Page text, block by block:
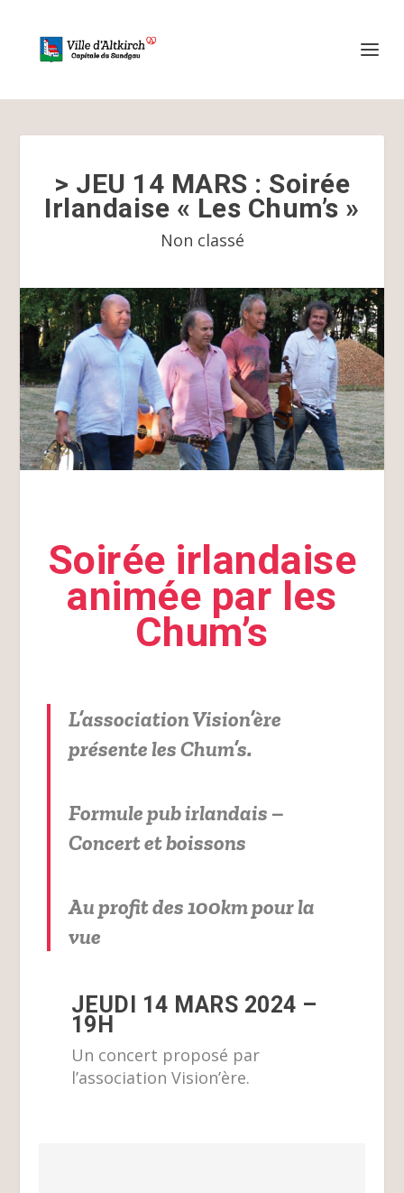
> JEU 14 MARS : Soirée
Irlandaise « Les Chum’s »
Non classé
Soirée irlandaise
animée par les
Chum’s
L’association Vision’ère
présente les Chum’s.
Formule pub irlandais –
Concert et boissons
Au profit des 100km pour la
vue
JEUDI 14 MARS 2024 –
19H
Un concert proposé par
l’association Vision’ère.